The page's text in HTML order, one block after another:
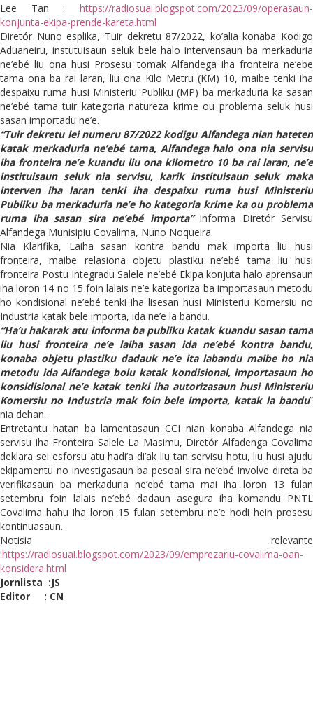
Lee Tan : https://radiosuai.blogspot.com/2023/09/operasaun-
konjunta-ekipa-prende-kareta.html
Diretór Nuno esplika, Tuir dekretu 87/2022, ko’alia konaba Kodigo
Aduaneiru, instutuisaun seluk bele halo intervensaun ba merkaduria
ne’ebé liu ona husi Prosesu tomak Alfandega iha fronteira ne’ebe
tama ona ba rai laran, liu ona Kilo Metru (KM) 10, maibe tenki iha
despaixu ruma husi Ministeriu Publiku (MP) ba merkaduria ka sasan
ne’ebé tama tuir kategoria natureza krime ou problema seluk husi
sasan importadu ne’e.
“Tuir dekretu lei numeru 87/2022 kodigu Alfandega nian hateten
katak merkaduria ne’ebé tama, Alfandega halo ona nia servisu
iha fronteira ne’e kuandu liu ona kilometro 10 ba rai laran, ne’e
instituisaun seluk nia servisu, karik instituisaun seluk maka
interven iha laran tenki iha despaixu ruma husi Ministeriu
Publiku ba merkaduria ne’e ho kategoria krime ka ou problema
ruma iha sasan sira ne’ebé importa” informa Diretór Servisu
Alfandega Munisipiu Covalima, Nuno Noqueira.
Nia Klarifika, Laiha sasan kontra bandu mak importa liu husi
fronteira, maibe relasiona objetu plastiku ne’ebé tama liu husi
fronteira Postu Integradu Salele ne’ebé Ekipa konjuta halo aprensaun
iha loron 14 no 15 foin lalais ne’e kategoriza ba importasaun metodu
ho kondisional ne’ebé tenki iha lisesan husi Ministeriu Komersiu no
Industria katak bele importa, ida ne’e la bandu.
“Ha’u hakarak atu informa ba publiku katak kuandu sasan tama
liu husi fronteira ne’e laiha sasan ida ne’ebé kontra bandu,
konaba objetu plastiku dadauk ne’e ita labandu maibe ho nia
metodu ida Alfandega bolu katak kondisional, importasaun ho
konsidisional ne’e katak tenki iha autorizasaun husi Ministeriu
Komersiu no Industria mak foin bele importa, katak la bandu”
nia dehan.
Entretantu hatan ba lamentasaun CCI nian konaba Alfandega nia
servisu iha Fronteira Salele La Masimu, Diretór Alfadenga Covalima
deklara sei esforsu atu hadi’a di’ak liu tan servisu hotu, liu husi ajudu
ekipamentu no investigasaun ba pesoal sira ne’ebé involve direta ba
verifikasaun ba merkaduria ne’ebé tama mai iha loron 13 fulan
setembru foin lalais ne’ebé dadaun asegura iha komandu PNTL
Covalima hahu iha loron 15 fulan setembru ne’e hodi hein prosesu
kontinuasaun.
Notisia relevante
:https://radiosuai.blogspot.com/2023/09/emprezariu-covalima-oan-
konsidera.html
Jornlista :JS
Editor : CN